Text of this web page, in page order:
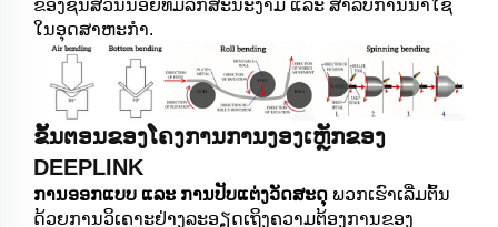
ຂອງຊິ້ນສ່ວນນ້ອຍທີ່ມີລັກສະນະງາມ ແລະ ສຳລັບການນຳໃຊ້
ໃນອຸດສາຫະກຳ.
ຂັ້ນຕອນຂອງໂຄງການການງອງເຫຼັກຂອງ
DEEPLINK
ການອອກແບບ ແລະ ການປັບແຕ່ງວັດສະດຸ ພວກເຮົາເລີ່ມຕົ້ນ
ດ້ວຍການວິເຄາະຢ່າງລະອຽດເຖິງຄວາມຕ້ອງການຂອງ